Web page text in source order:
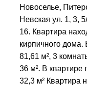
Новоселье,
Невская ул. 1, 3,
16. Квартира
кирпичного
81,61 м², 3
36 м². В квартире
32,3 м² Квартира